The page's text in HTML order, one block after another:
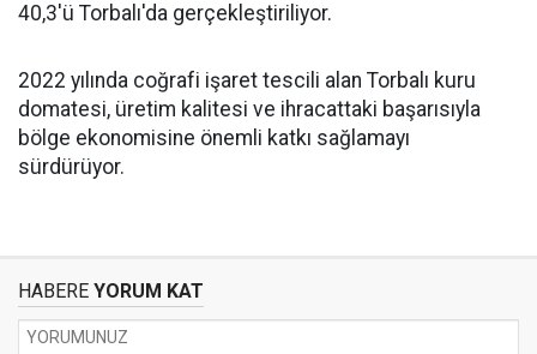
40,3'ü Torbalı'da gerçekleştiriliyor.
2022 yılında coğrafi işaret tescili alan Torbalı kuru
domatesi, üretim kalitesi ve ihracattaki başarısıyla
bölge ekonomisine önemli katkı sağlamayı
sürdürüyor.
HABERE YORUM KAT